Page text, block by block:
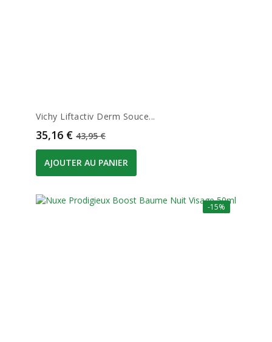
Vichy Liftactiv Derm Souce...
Prix
35,16 € Prix de base
43,95 €
AJOUTER AU PANIER
-15%